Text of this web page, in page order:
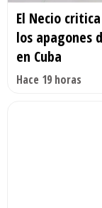
El Necio
los apagones
en Cuba
Hace 19 horas